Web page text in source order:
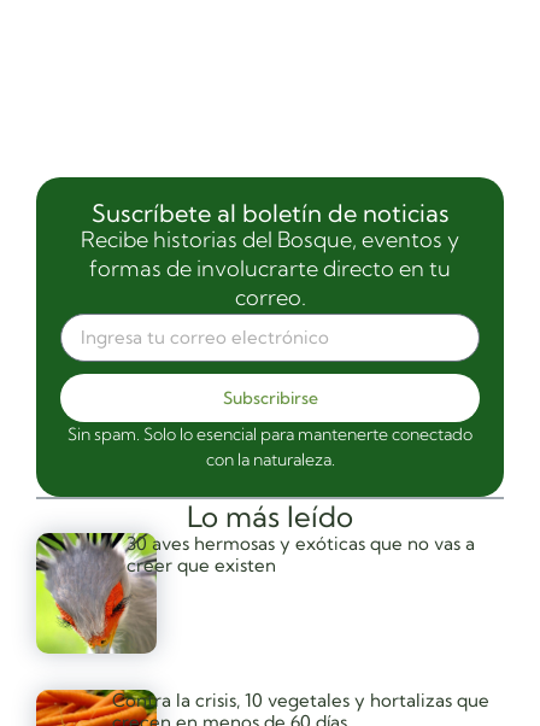
Lo más leído
30 aves hermosas y exóticas que no vas a
creer que existen
Contra la crisis, 10 vegetales y hortalizas que
Suscríbete al boletín de noticias
Recibe historias del Bosque, eventos y
formas de involucrarte directo en tu
correo.
Subscribirse
Sin spam. Solo lo esencial para mantenerte conectado
con la naturaleza.